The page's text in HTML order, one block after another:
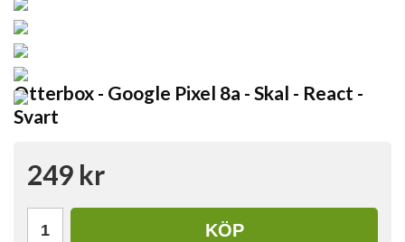
Otterbox - Google Pixel 8a - Skal - React -
Svart
249 kr
KÖP